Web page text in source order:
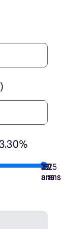
7
ans
10
ans
15
ans
20
ans
25
ans